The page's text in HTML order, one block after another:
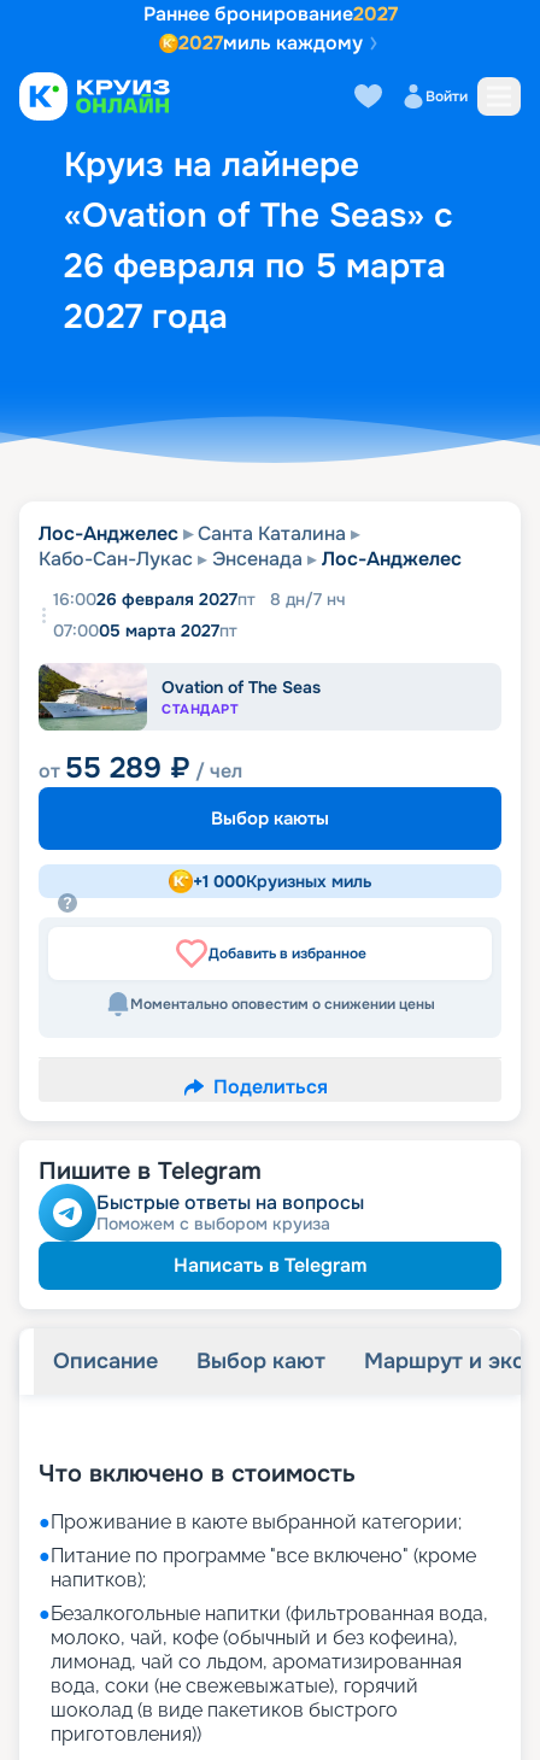
Раннее бронирование2027
2027миль каждому
Войти
Круиз на лайнере
«Ovation of The Seas» с
26 февраля по 5 марта
2027 года
Выбор кают Маршрут и
Лос-Анджелес
Санта Каталина
Кабо-Сан-Лукас
Энсенада Лос-Анджелес
16:0026 февраля 2027пт 8 дн/7 нч
07:0005 марта 2027пт
Ovation of The Seas
СТАНДАРТ
от 55 289 ₽ / чел
Выбор каюты
+1 000Круизных миль
Добавить в избранное
Моментально оповестим о снижении цены
Поделиться
Пишите в Telegram
Быстрые ответы на вопросы
Поможем с выбором круиза
Написать в Telegram
Описание Выбор кают Маршрут и
Что включено в стоимость
●Проживание в каюте выбранной категории;
●Питание по программе "все включено" (кроме
напитков);
●Безалкогольные напитки (фильтрованная вода,
молоко, чай, кофе (обычный и без кофеина),
лимонад, чай со льдом, ароматизированная
вода, соки (не свежевыжатые), горячий
шоколад (в виде пакетиков быстрого
приготовления))